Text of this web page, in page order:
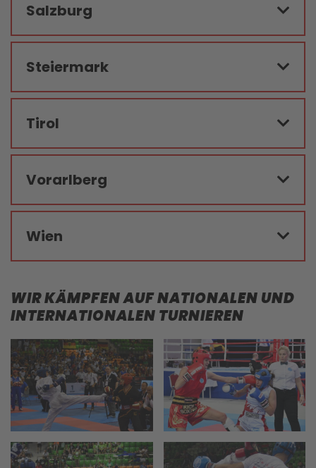
Salzburg
Steiermark
Tirol
Vorarl­berg
Wien
WIR KÄMPFEN AUF NATIONALEN UND
INTERNATIONALEN TURNIEREN